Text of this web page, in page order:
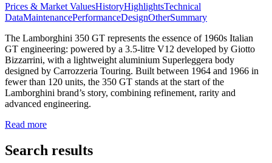
Prices & Market ValuesHistoryHighlightsTechnical
DataMaintenancePerformanceDesignOtherSummary
The Lamborghini 350 GT represents the essence of 1960s Italian
GT engineering: powered by a 3.5-litre V12 developed by Giotto
Bizzarrini, with a lightweight aluminium Superleggera body
designed by Carrozzeria Touring. Built between 1964 and 1966 in
fewer than 120 units, the 350 GT stands at the start of the
Lamborghini brand’s story, combining refinement, rarity and
advanced engineering.
Read more
Search results